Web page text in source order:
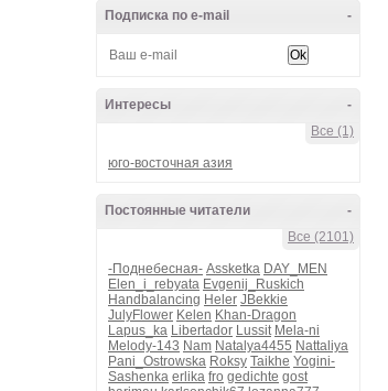
-
Подписка по e-mail
-
Интересы
Все (1)
юго-восточная азия
-
Постоянные читатели
Все (2101)
-Поднебесная- Assketka DAY_MEN
Elen_i_rebyata Evgenij_Ruskich
Handbalancing Heler JBekkie
JulyFlower Kelen Khan-Dragon
Lapus_ka Libertador Lussit Mela-ni
Melody-143 Nam Natalya4455 Nattaliya
Pani_Ostrowska Roksy Taikhe Yogini-
Sashenka erlika fro gedichte gost